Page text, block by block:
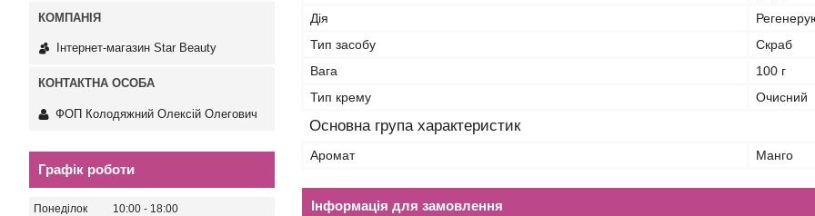
Дія
Тип засобу
Скраб
Вага
100 г
Тип крему
Очисний
Основна група характеристик
Аромат Манго
Інформація для замовлення
Інтернет-магазин Star Beauty
ФОП Колодяжний Олексій Олегович
Графік роботи
Понеділок 10:00
18:00